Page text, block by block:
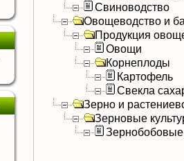
Свиноводство
Овощеводство и
Продукция
Овощи
Корнеплоды
Картофель
Свекла
Зерно и
Зерновые
Зернобобовые